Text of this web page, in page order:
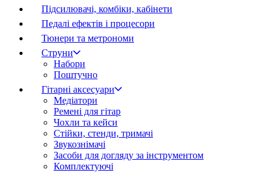
Підсилювачі, комбіки, кабінети
Педалі ефектів і процесори
Тюнери та метрономи
Струни
Набори
Поштучно
Гітарні аксесуари
Медіатори
Ремені для гітар
Чохли та кейси
Стійки, стенди, тримачі
Звукознімачі
Засоби для догляду за інструментом
Комплектуючі